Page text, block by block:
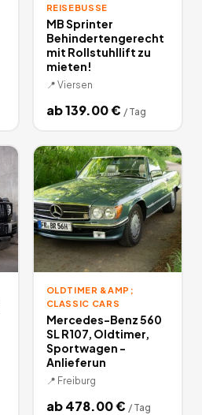
REISEBUSSE
MB Sprinter
Behindertengerecht
mit Rollstuhllift zu
mieten!
📍 Viersen
ab139.00€ / Tag
OLDTIMER &AMP;
CLASSIC CARS
Mercedes-Benz 560
SL R107, Oldtimer,
Sportwagen -
Anlieferun
📍 Freiburg
ab478.00€ / Tag